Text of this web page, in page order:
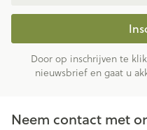
Door op inschrijven te
nieuwsbrief en gaat u
Neem contact met